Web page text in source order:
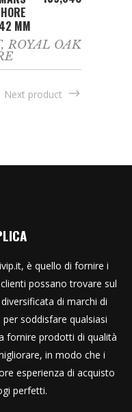
MM
, ROYAL OAK
Next product
è quello di fornire i
possano trovare sul
di marchi di
soddisfare qualsiasi
fornire prodotti di qualità
in modo che i
esperienza di acquisto
perfetti.